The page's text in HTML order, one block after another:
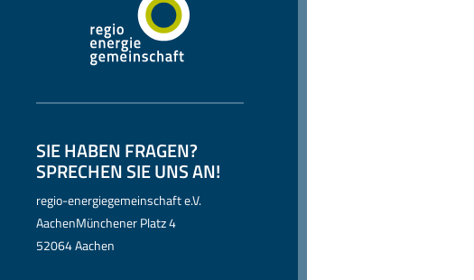
SIE HABEN FRAGEN?
SPRECHEN SIE UNS AN!
regio-energiegemeinschaft e.V.
AachenMünchener Platz 4
52064 Aachen